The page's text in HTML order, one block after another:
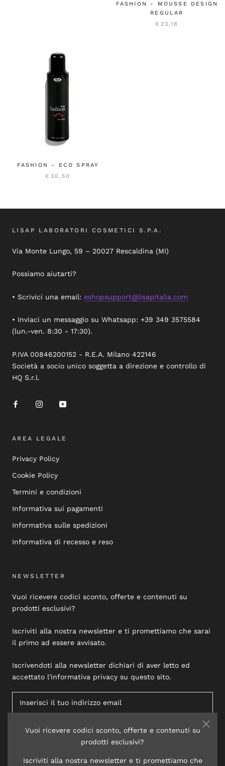
Vuoi ricevere codici sconto, offerte e contenuti su
prodotti esclusivi?
Iscriviti alla nostra newsletter e ti promettiamo che
FASHION - MOUSSE DESIGN
REGULAR
€23,18
FASHION - ECO SPRAY
€30,50
LISAP LABORATORI COSMETICI S.P.A.
Via Monte Lungo, 59 – 20027 Rescaldina (MI)
Possiamo aiutarti?
• Scrivici una email: eshopsupport@lisapitalia.com
• Inviaci un messaggio su Whatsapp: +39 349 3575584
(lun.-ven. 8:30 - 17:30).
P.IVA 00846200152 - R.E.A. Milano 422146
Società a socio unico soggetta a direzione e controllo di
HQ S.r.l.
AREA LEGALE
Privacy Policy
Cookie Policy
Termini e condizioni
Informativa sui pagamenti
Informativa sulle spedizioni
Informativa di recesso e reso
NEWSLETTER
Vuoi ricevere codici sconto, offerte e contenuti su
prodotti esclusivi?
Iscriviti alla nostra newsletter e ti promettiamo che sarai
il primo ad essere avvisato.
Iscrivendoti alla newsletter dichiari di aver letto ed
accettato l'informativa privacy su questo sito.
ISCRIVITI